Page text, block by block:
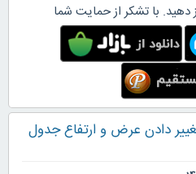
دهید. با تشکر از حمایت شما
دادن عرض و ارتفاع جدول